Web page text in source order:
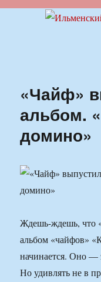
Ильменский
«Чайф»
альбом.
домино»
Ждешь-ждешь, что
альбом «чайфов»
начинается. Оно —
Но удивлять не в